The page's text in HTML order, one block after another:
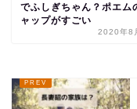
でふしぎちゃん？ポエム
ャップがすごい
2020年8